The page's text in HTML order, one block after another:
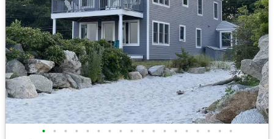
• • • • • • • • • • • • • • • • • •